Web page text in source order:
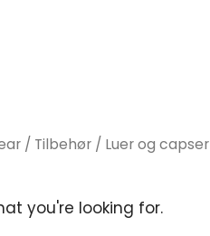
/ Tilbehør / Luer og capser
you're looking for.